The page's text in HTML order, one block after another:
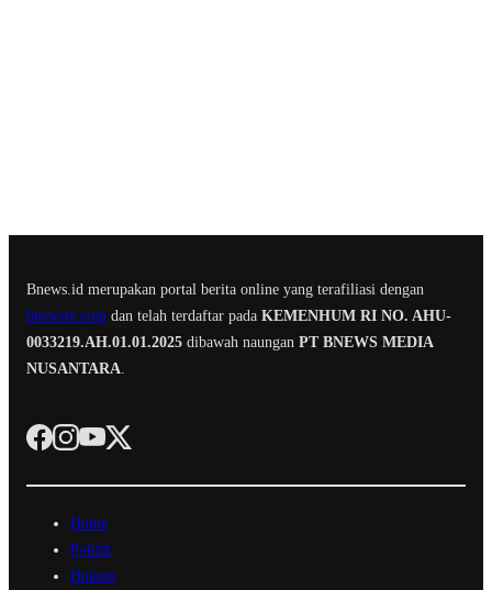
Bnews.id merupakan portal berita online yang terafiliasi dengan
bnewstv.com dan telah terdaftar pada KEMENHUM RI NO. AHU-
0033219.AH.01.01.2025 dibawah naungan PT BNEWS MEDIA
NUSANTARA
Home
Politik
Hukum